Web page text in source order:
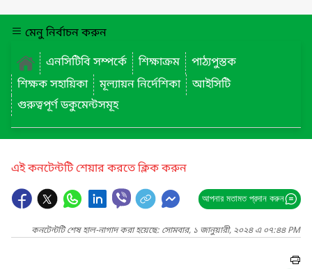
মেনু নির্বাচন করুন
এনসিটিবি সম্পর্কে
শিক্ষাক্রম
পাঠ্যপুস্তক
শিক্ষক সহায়িকা
মূল্যায়ন নির্দেশিকা
আইসিটি
গুরুত্বপূর্ণ ডকুমেন্টসমূহ
এই কনটেন্টটি শেয়ার করতে ক্লিক করুন
আপনার মতামত প্রদান করুন
কনটেন্টটি শেষ হাল-নাগাদ করা হয়েছে: সোমবার, ১ জানুয়ারী, ২০২৪ এ ০৭:৪৪ PM